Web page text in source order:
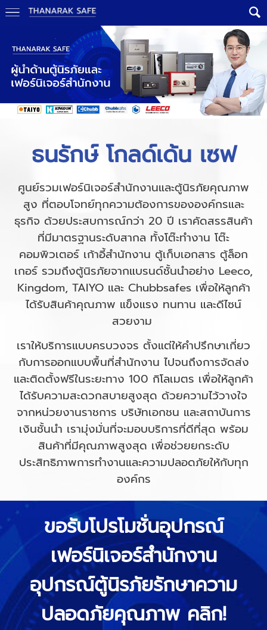
ธนรักษ์ โกลด์เด้น เซฟ
ศูนย์รวมเฟอร์นิเจอร์สำนักงานและตู้นิรภัยคุณภาพ
สูง ที่ตอบโจทย์ทุกความต้องการขององค์กรและ
ธุรกิจ ด้วยประสบการณ์กว่า 20 ปี เราคัดสรรสินค้า
ที่มีมาตรฐานระดับสากล ทั้งโต๊ะทำงาน โต๊ะ
คอมพิวเตอร์ เก้าอี้สำนักงาน ตู้เก็บเอกสาร ตู้ล็อก
เกอร์ รวมถึงตู้นิรภัยจากแบรนด์ชั้นนำอย่าง Leeco,
Kingdom, TAIYO และ Chubbsafes เพื่อให้ลูกค้า
ได้รับสินค้าคุณภาพ แข็งแรง ทนทาน และดีไซน์
สวยงาม
เราให้บริการแบบครบวงจร ตั้งแต่ให้คำปรึกษาเกี่ยว
กับการออกแบบพื้นที่สำนักงาน ไปจนถึงการจัดส่ง
และติดตั้งฟรีในระยะทาง 100 กิโลเมตร เพื่อให้ลูกค้า
ได้รับความสะดวกสบายสูงสุด ด้วยความไว้วางใจ
จากหน่วยงานราชการ บริษัทเอกชน และสถาบันการ
เงินชั้นนำ เรามุ่งมั่นที่จะมอบบริการที่ดีที่สุด พร้อม
สินค้าที่มีคุณภาพสูงสุด เพื่อช่วยยกระดับ
ประสิทธิภาพการทำงานและความปลอดภัยให้กับทุก
องค์กร
ขอรับโปรโมชั่นอุปกรณ์
เฟอร์นิเจอร์สำนักงาน
อุปกรณ์ตู้นิรภัยรักษาความ
ปลอดภัยคุณภาพ คลิก!